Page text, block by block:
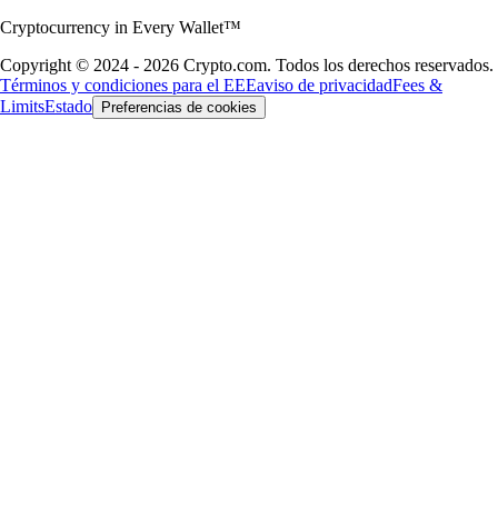
Cryptocurrency in Every Wallet™
Copyright © 2024 - 2026 Crypto.com. Todos los derechos reservados.
Términos y condiciones para el EEEaviso de privacidadFees &
LimitsEstado Preferencias de cookies